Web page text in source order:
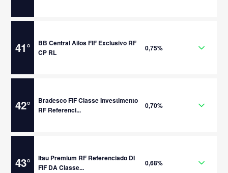
41°
BB Central Ailos FIF Exclusivo RF
CP RL
0,75%
42°
Bradesco FIF Classe Investimento
RF Referenci...
0,70%
43°
Itau Premium RF Referenciado DI
FIF DA Classe...
0,68%